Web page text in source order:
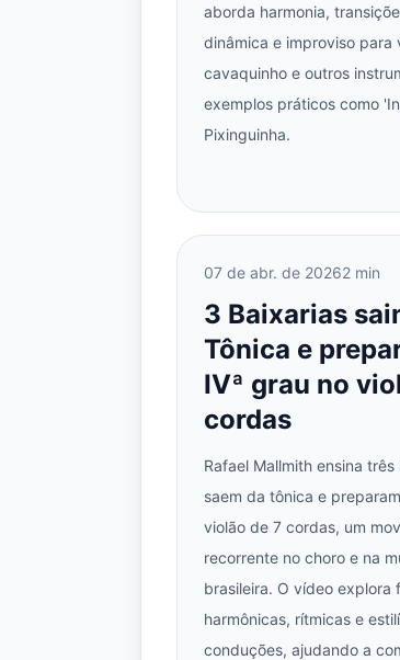
aborda harmonia,
dinâmica e improviso para
cavaquinho e outros
exemplos práticos como
Pixinguinha.
07 de abr. de 20262 min
3 Baixarias
Tônica e
IVª grau no
cordas
Rafael Mallmith ensina
saem da tônica e
violão de 7 cordas, um
recorrente no choro e na
brasileira. O vídeo explora
harmônicas, rítmicas e
conduções, ajudando a